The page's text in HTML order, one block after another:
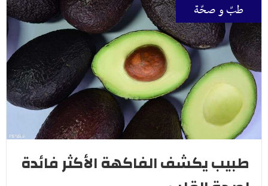
طبّ و صحّة
طبيب يكشف الفاكهة الأكثر فائدة